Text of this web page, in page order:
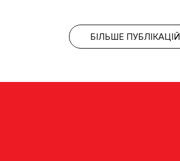
БІЛЬШЕ ПУБЛІКАЦІЙ